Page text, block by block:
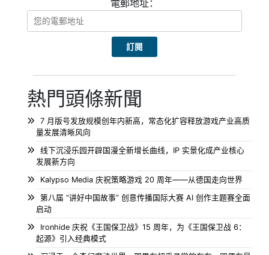
電郵地址：
熱門頭條新聞
7 月版号发放规模创年内新高，常态化扩容释放游戏产业高质
量发展清晰风向
线下沉浸乐园开辟国漫全新增长曲线，IP 实景化成产业核心
发展新方向
Kalypso Media 庆祝策略游戏 20 周年——从德国走向世界
第八届 “讲好中国故事” 创意传播国际大赛 AI 创作主题赛全面
启动
Ironhide 庆祝《王国保卫战》15 周年，为《王国保卫战 6：
起源》引入经典模式